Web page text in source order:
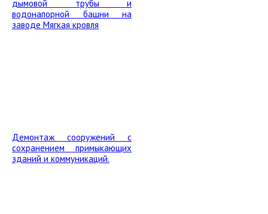
дымовой трубы и
водонапорной башни на
заводе Мягкая кровля
Демонтаж сооружений с
сохранением примыкающих
зданий и коммуникаций.